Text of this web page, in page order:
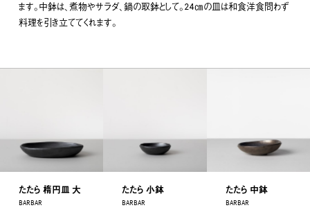
ます。中鉢は、煮物やサラダ、鍋の取鉢として。24㎝の皿は和食洋食問わず
料理を引き立ててくれます。
たたら 楕円皿 大
BARBAR
たたら 小鉢
BARBAR
たたら 中鉢
BARBAR